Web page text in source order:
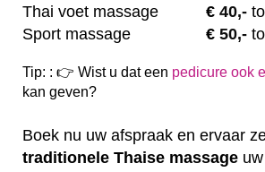
Thai voet massage
€ 40,-
Sport massage
€ 50,-
Tip: : 👉 Wist u dat een pedicure ook
kan geven?
Boek nu uw afspraak en ervaar
traditionele Thaise massage uw